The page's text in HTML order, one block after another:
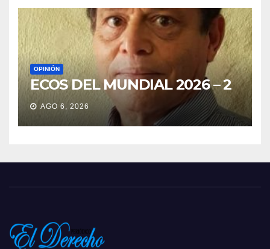
OPINIÓN
ECOS DEL MUNDIAL 2026 – 2
AGO 6, 2026